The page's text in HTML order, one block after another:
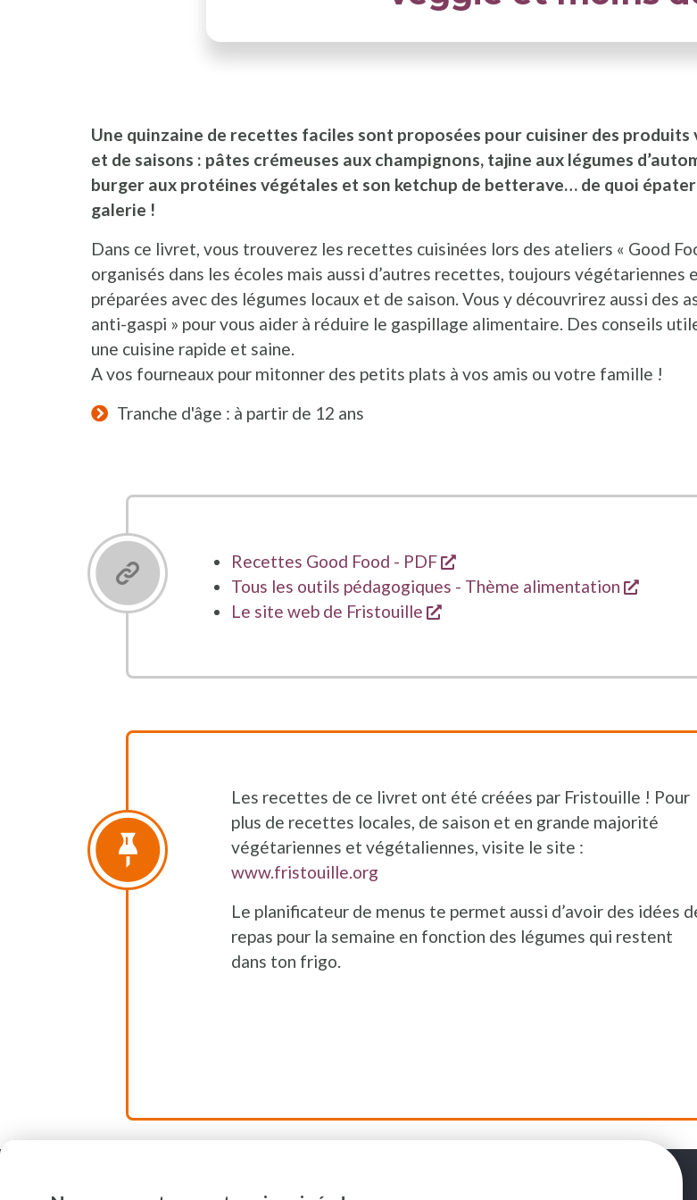
Une quinzaine de recettes faciles sont proposées pour cuisiner des produits
et de saisons : pâtes crémeuses aux champignons, tajine aux légumes
burger aux protéines végétales et son ketchup de betterave… de quoi
galerie !
Dans ce livret, vous trouverez les recettes cuisinées lors des ateliers « Good
organisés dans les écoles mais aussi d’autres recettes, toujours végétariennes
préparées avec des légumes locaux et de saison. Vous y découvrirez aussi des
anti-gaspi » pour vous aider à réduire le gaspillage alimentaire. Des conseils
une cuisine rapide et saine.
A vos fourneaux pour mitonner des petits plats à vos amis ou votre famille !
Tranche d'âge : à partir de 12 ans
Recettes Good Food - PDF
s'ouvre dans une nouvelle
Tous les outils pédagogiques - Thème alimentation
Le site web de Fristouille
s'ouvre dans une nouvelle fenêtre
Les recettes de ce livret ont été créées par Fristouille ! Pour
plus de recettes locales, de saison et en grande majorité
végétariennes et végétaliennes, visite le site :
www.fristouille.org
Le planificateur de menus te permet aussi d’avoir des idées
repas pour la semaine en fonction des légumes qui restent
dans ton frigo.